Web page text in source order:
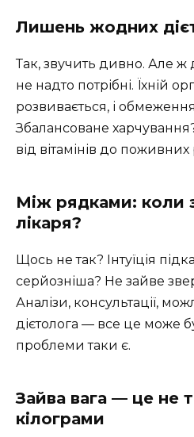
Лишень жодних
Так, звучить дивно. Але ж
не надто потрібні. Їхній
розвивається, і
Збалансоване
від вітамінів до
Між рядками: коли
лікаря?
Щось не так? Інтуїція
серйозніша? Не зайве
Аналізи, консультації,
дієтолога — все це може
проблеми таки є.
Зайва вага — це не
кілограми